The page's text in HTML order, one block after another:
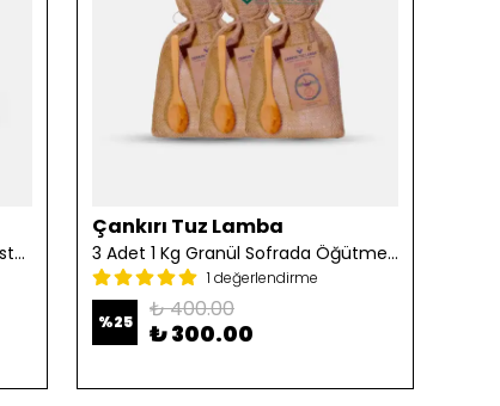
2 Adet 1 Kg Öğütülmüş Çankırı Kristal Kaya Tuzu
Çankırı Tuz Lamba
3 Adet 1 Kg Granül Sofrada Öğütme Tuzu
1 değerlendirme
%25 ₺ 400.00
₺ 300.00